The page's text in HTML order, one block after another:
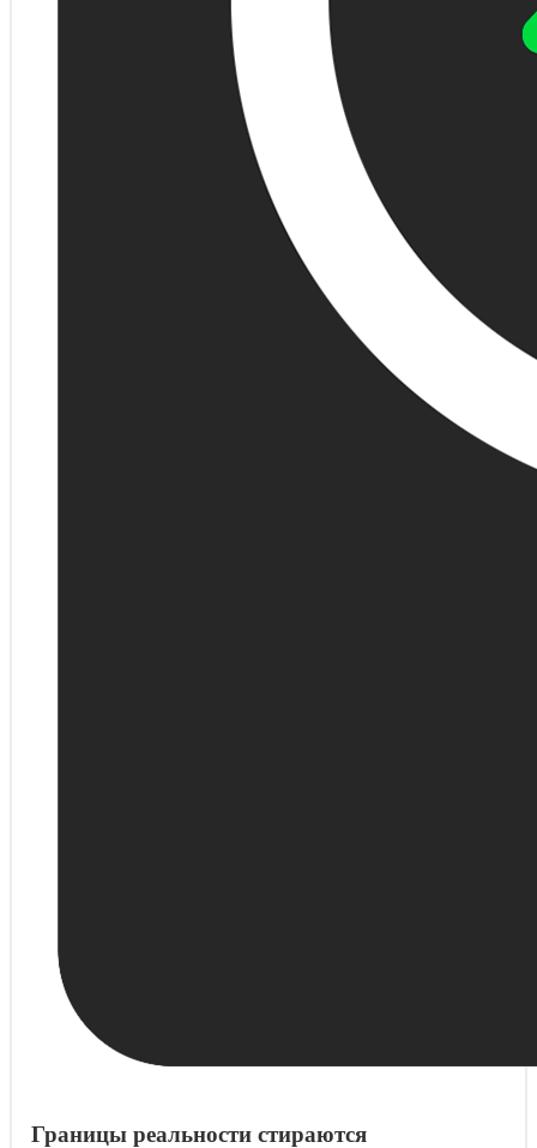
Границы реальности стираются